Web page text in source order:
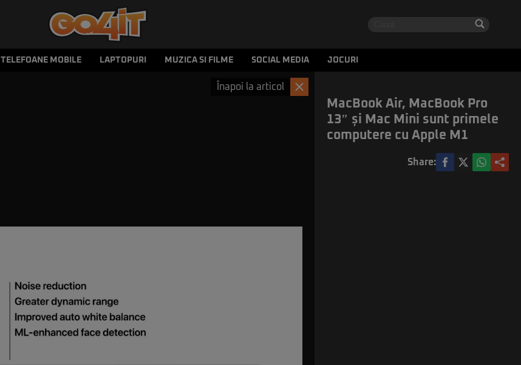
TELEFOANE MOBILE LAPTOPURI MUZICA SI FILME SOCIAL MEDIA JOCURI
Înapoi la articol
MacBook Air, MacBook Pro
13″ și Mac Mini sunt primele
computere cu Apple M1
Share: